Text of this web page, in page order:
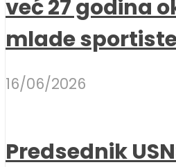
već 27 godina
mlade
16/06/2026
Predsednik